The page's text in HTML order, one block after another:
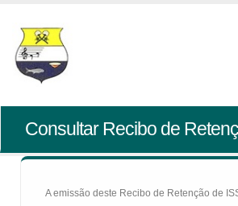
Consultar Recibo de
A emissão deste Recibo de Retenção de